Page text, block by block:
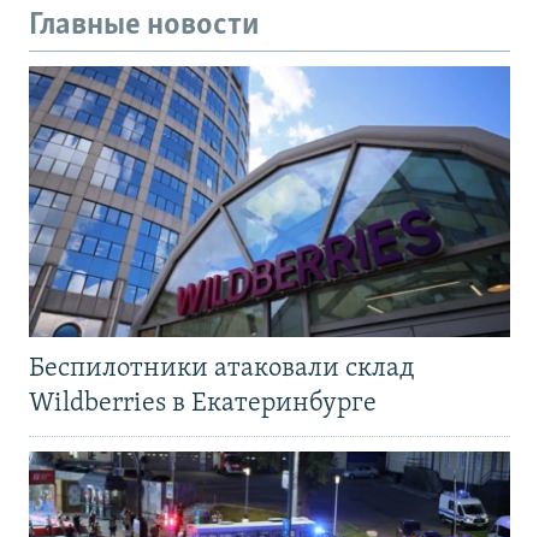
Главные новости
Беспилотники атаковали склад
Wildberries в Екатеринбурге